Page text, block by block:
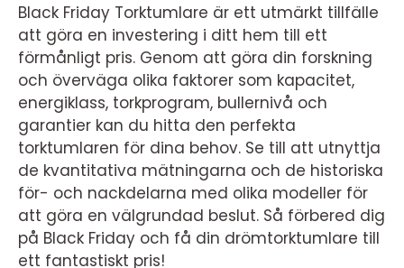
Black Friday Torktumlare är ett utmärkt tillfälle
att göra en investering i ditt hem till ett
förmånligt pris. Genom att göra din forskning
och överväga olika faktorer som kapacitet,
energiklass, torkprogram, bullernivå och
garantier kan du hitta den perfekta
torktumlaren för dina behov. Se till att utnyttja
de kvantitativa mätningarna och de historiska
för- och nackdelarna med olika modeller för
att göra en välgrundad beslut. Så förbered dig
på Black Friday och få din drömtorktumlare till
ett fantastiskt pris!